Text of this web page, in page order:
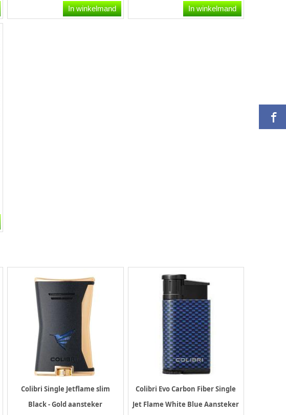
Vuursteenaansteker
Graveren – Luxe Cadeau
In winkelmand
zwart/Charcoal. Deze Colibri
aansteker heeft een...
In winkelmand
Colibri Single Jetflame slim
Black - Gold aansteker
Colibri Evo Carbon Fiber Single
Jet Flame White Blue Aansteker